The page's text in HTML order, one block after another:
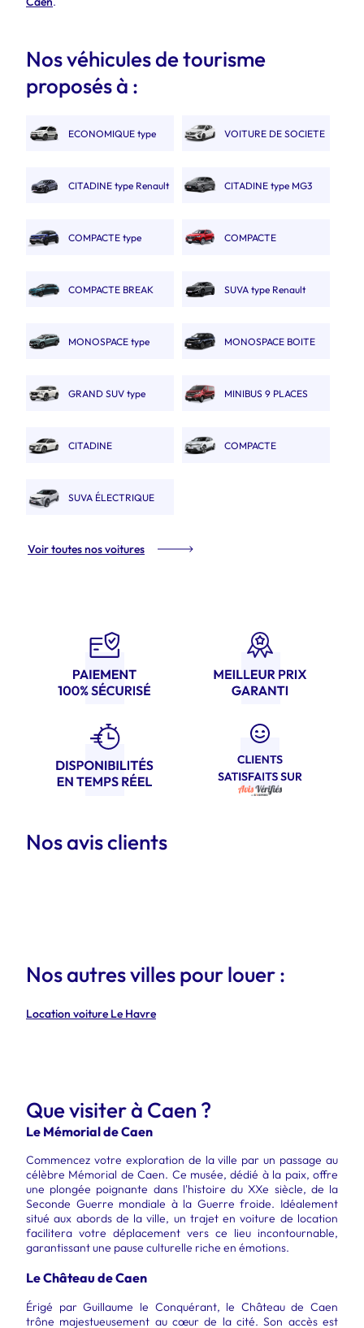
Nos véhicules de tourisme
proposés à :
ECONOMIQUE type VOITURE DE SOCIETE
CITADINE type Renault
CITADINE type MG3
COMPACTE type COMPACTE
COMPACTE BREAK
SUVA type Renault
MONOSPACE type
MONOSPACE BOITE
GRAND SUV type
MINIBUS 9 PLACES
CITADINE COMPACTE
SUVA ÉLECTRIQUE
Voir toutes nos voitures
Nos avis clients
Nos autres villes pour louer :
Location voiture Le Havre
Que visiter à Caen ?
Le Mémorial de Caen
Commencez votre exploration de la ville par un passage au
célèbre Mémorial de Caen. Ce musée, dédié à la paix, offre
une plongée poignante dans l'histoire du XXe siècle, de la
Seconde Guerre mondiale à la Guerre froide. Idéalement
situé aux abords de la ville, un trajet en voiture de location
facilitera votre déplacement vers ce lieu incontournable,
garantissant une pause culturelle riche en émotions.
Le Château de Caen
Érigé par Guillaume le Conquérant, le Château de Caen
trône majestueusement au cœur de la cité. Son accès est